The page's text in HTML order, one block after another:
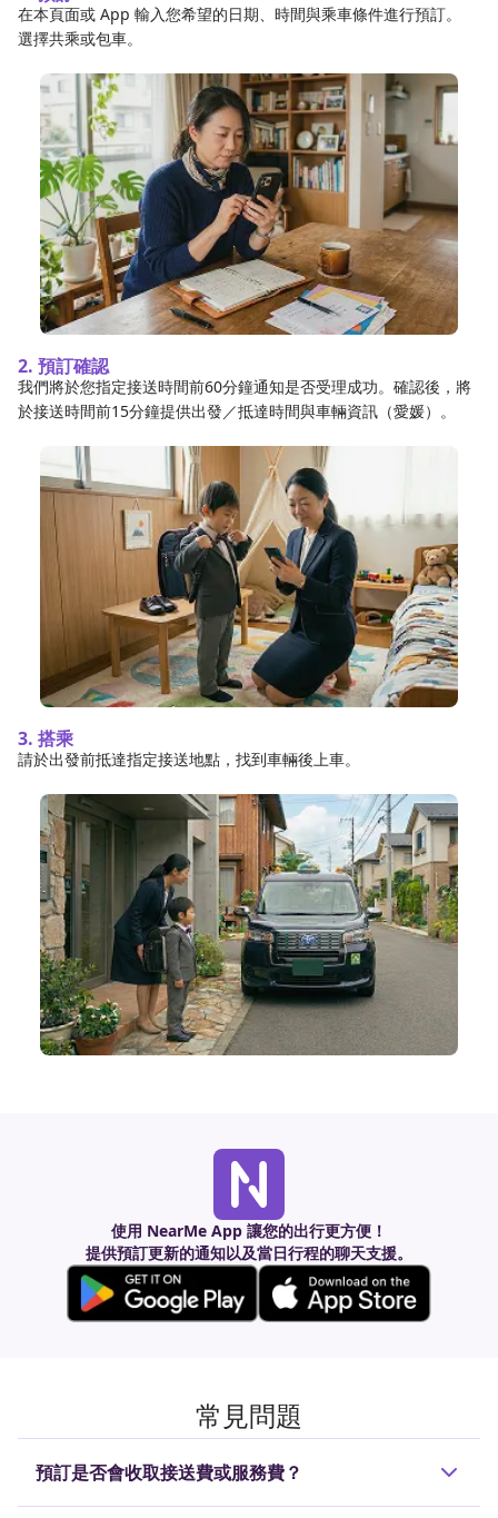
在本頁面或 App 輸入您希望的日期、時間與乘車條件進行預訂。
選擇共乘或包車。
2. 預訂確認
我們將於您指定接送時間前60分鐘通知是否受理成功。確認後，將
於接送時間前15分鐘提供出發／抵達時間與車輛資訊（愛媛）。
3. 搭乘
請於出發前抵達指定接送地點，找到車輛後上車。
使用 NearMe App 讓您的出行更方便！
提供預訂更新的通知以及當日行程的聊天支援。
常見問題
預訂是否會收取接送費或服務費？